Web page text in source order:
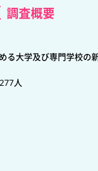
調査概要
る大学及び専門学校の
人